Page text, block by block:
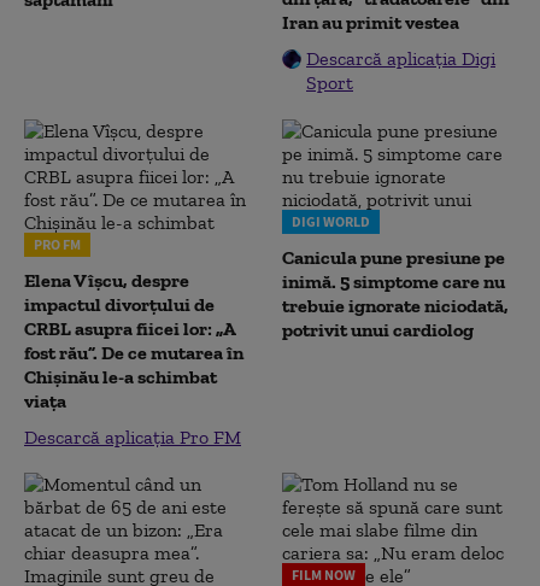
Iran au primit vestea
Descarcă aplicația Digi
Sport
PRO FM
Elena Vîșcu, despre
impactul divorțului de
CRBL asupra fiicei lor: „A
fost rău”. De ce mutarea în
Chișinău le-a schimbat
viața
Descarcă aplicația Pro FM
DIGI WORLD
Canicula pune presiune pe
inimă. 5 simptome care nu
trebuie ignorate niciodată,
potrivit unui cardiolog
FILM NOW